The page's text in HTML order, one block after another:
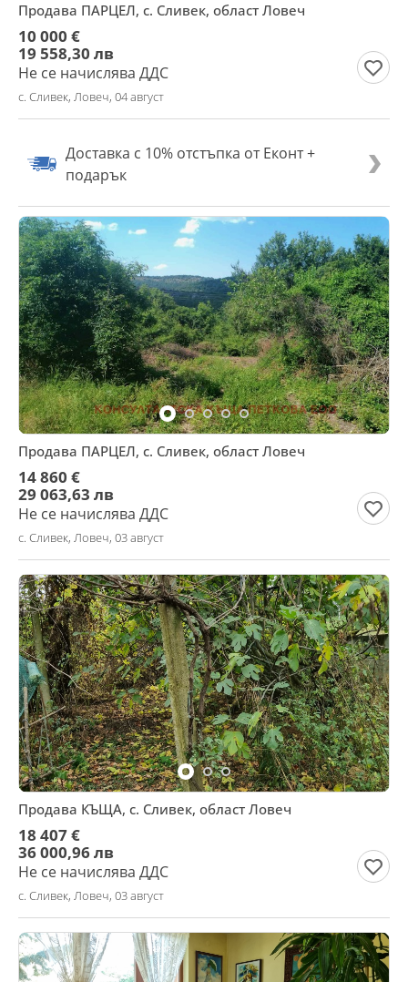
Продава ПАРЦЕЛ, с. Сливек, област Ловеч
10 000 €
19 558,30 лв
Не се начислява ДДС
с. Сливек, Ловеч, 04 август
Доставка с 10% отстъпка от Еконт +
подарък
Продава ПАРЦЕЛ, с. Сливек, област Ловеч
14 860 €
29 063,63 лв
Не се начислява ДДС
с. Сливек, Ловеч, 03 август
Продава КЪЩА, с. Сливек, област Ловеч
18 407 €
36 000,96 лв
Не се начислява ДДС
с. Сливек, Ловеч, 03 август